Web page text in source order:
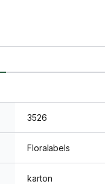
3526
Floralabels
karton